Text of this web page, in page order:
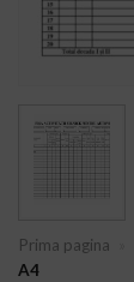
Prima pagina
A4